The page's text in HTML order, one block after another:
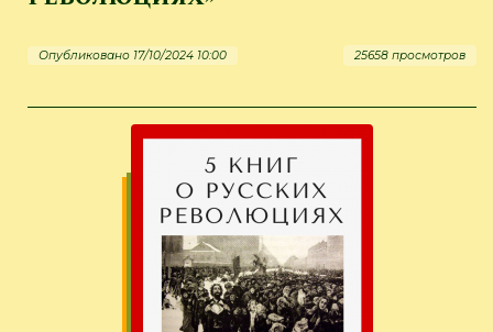
Опубликовано 17/10/2024 10:00 25658 просмотров